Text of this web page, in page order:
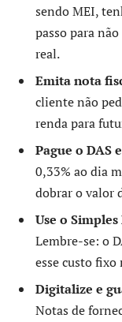
sendo MEI,
passo para
real.
Emita nota
cliente não
renda para
Pague o DAS
0,33% ao dia
dobrar o valor
Use o
Lembre-se: o
esse custo fixo
Digitalize e
Notas de